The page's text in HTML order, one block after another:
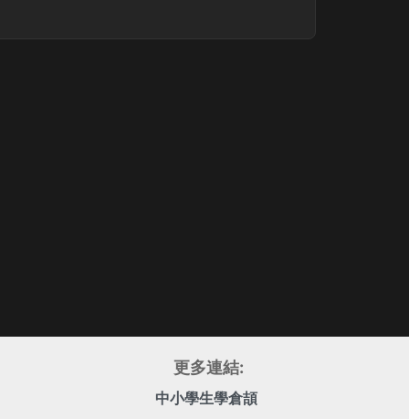
更多連結:
中小學生學倉頡